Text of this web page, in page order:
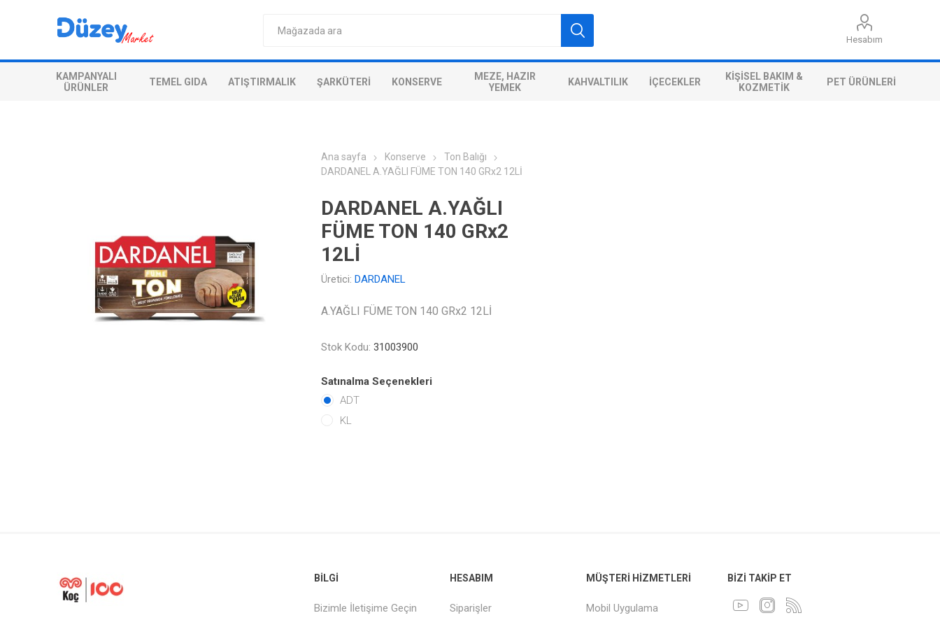
Hesabım
KAMPANYALI
ÜRÜNLER
TEMEL GIDA ATIŞTIRMALIK ŞARKÜTERI KONSERVE
MEZE, HAZIR
YEMEK
KAHVALTILIK İÇECEKLER
KIŞISEL BAKIM &
KOZMETIK
PET ÜRÜNLERI
Ana sayfa Konserve
Ton Balığı
DARDANEL A.YAĞLI FÜME TON 140 GRx2 12Lİ
DARDANEL A.YAĞLI
FÜME TON 140 GRx2
12Lİ
Üretici: DARDANEL
A.YAĞLI FÜME TON 140 GRx2 12Lİ
Stok Kodu: 31003900
Satınalma Seçenekleri
ADT
KL
BILGI
Bizimle İletişime Geçin
HESABIM
Siparişler
MÜŞTERI HIZMETLERI
Mobil Uygulama
BIZI TAKIP ET